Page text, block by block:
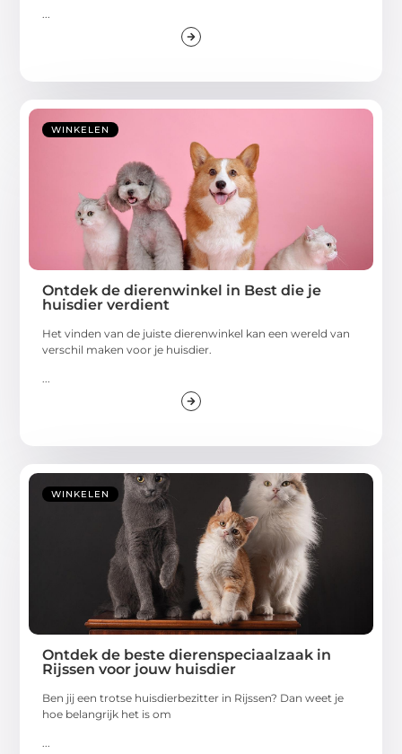
WINKELEN
Ontdek de dierenwinkel in Best die je
huisdier verdient
Het vinden van de juiste dierenwinkel kan een wereld van
verschil maken voor je huisdier.
WINKELEN
Ontdek de beste dierenspeciaalzaak in
Rijssen voor jouw huisdier
Ben jij een trotse huisdierbezitter in Rijssen? Dan weet je
hoe belangrijk het is om
...